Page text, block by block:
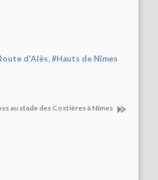
d'Alès,#Hauts de Nîmes
au stade des Costières à Nîmes